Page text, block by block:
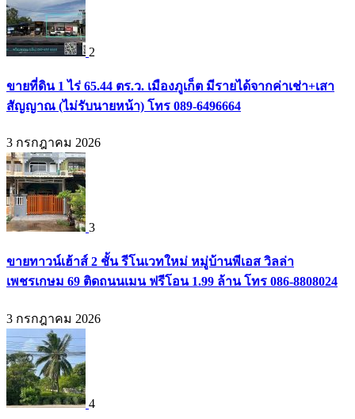
2
ขายที่ดิน 1 ไร่ 65.44 ตร.ว. เมืองภูเก็ต มีรายได้จากค่าเช่า+เสา
สัญญาณ (ไม่รับนายหน้า) โทร 089-6496664
3 กรกฎาคม 2026
3
ขายทาวน์เฮ้าส์ 2 ชั้น รีโนเวทใหม่ หมู่บ้านพีเอส วิลล่า
เพชรเกษม 69 ติดถนนเมน ฟรีโอน 1.99 ล้าน โทร 086-8808024
3 กรกฎาคม 2026
4